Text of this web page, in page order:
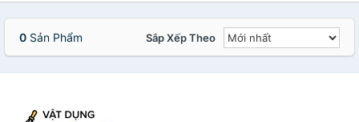
0 Sản Phẩm Sắp Xếp Theo